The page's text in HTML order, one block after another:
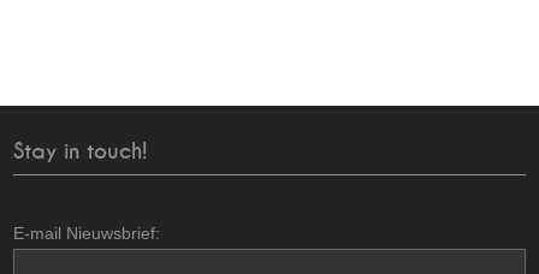
Stay in touch!
E-mail Nieuwsbrief: